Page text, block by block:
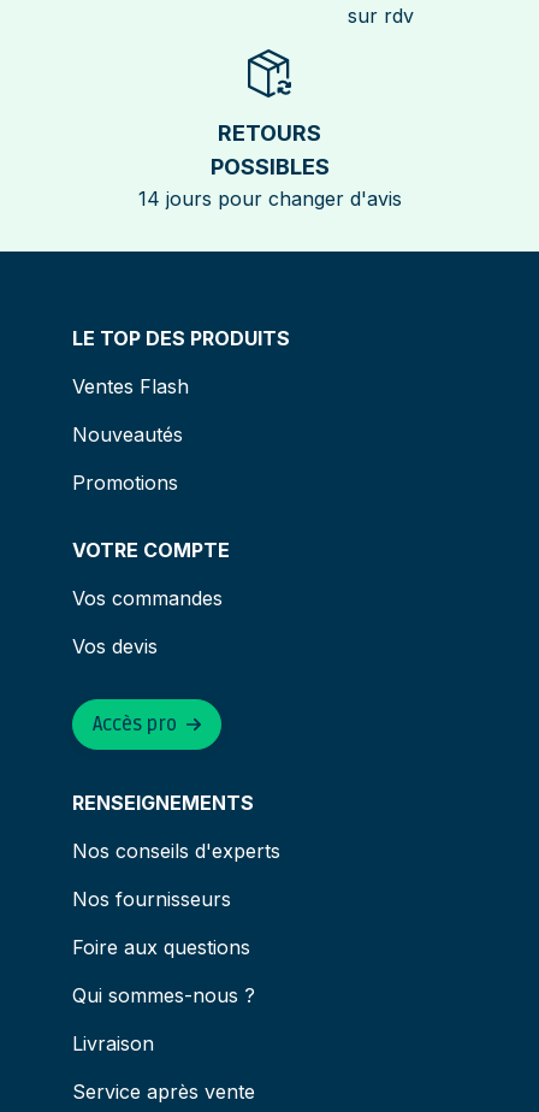
sur rdv
RETOURS
POSSIBLES
14 jours pour changer d'avis
LE TOP DES PRODUITS
Ventes Flash
Nouveautés
Promotions
VOTRE COMPTE
Vos commandes
Vos devis
RENSEIGNEMENTS
Nos conseils d'experts
Nos fournisseurs
Foire aux questions
Qui sommes-nous ?
Livraison
Service après vente
Accès pro